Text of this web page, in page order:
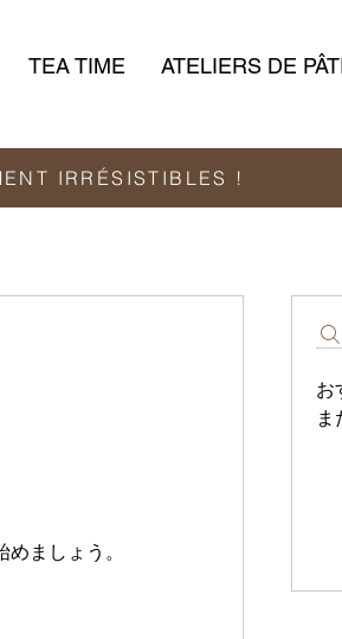
TEA TIME ATELIERS DE
IRRÉSISTIBLES !
お
ましょう。